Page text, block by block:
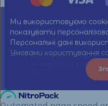
Ми використовуємо
показувати
Персональні дані
Умовами користування
© ТОВ "НЬЮ ТЕХНО
ТРЕЙД" (КОД 41961642)
2022
© ООО "НЬЮ ТЕХНО
ТРЕЙД" (КОД 41961642)